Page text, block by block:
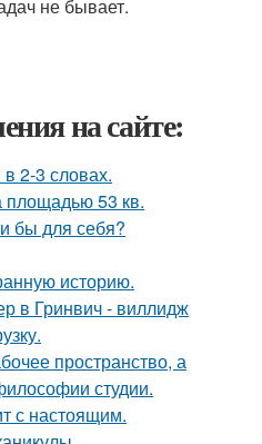
не бывает.
на сайте:
2-3 словах.
площадью 53 кв.
бы для себя?
историю.
в Гринвич - виллидж
пространство, а
студии.
с настоящим.